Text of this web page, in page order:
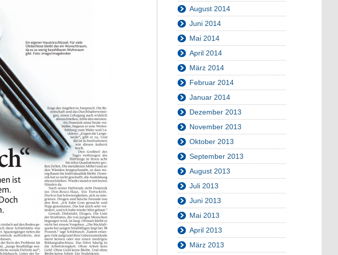
August 2014
Juni 2014
Mai 2014
April 2014
März 2014
Februar 2014
Januar 2014
Dezember 2013
November 2013
Oktober 2013
September 2013
August 2013
Juli 2013
Juni 2013
Mai 2013
April 2013
März 2013